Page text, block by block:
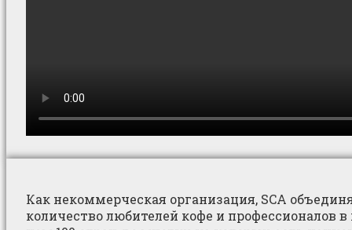
Как некоммерческая организация, SCA
количество любителей кофе и профессионалов